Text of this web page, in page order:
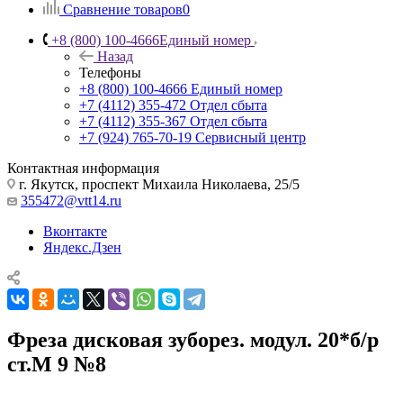
Сравнение товаров0
+8 (800) 100-4666Единый номер
Назад
Телефоны
+8 (800) 100-4666 Единый номер
+7 (4112) 355-472 Отдел сбыта
+7 (4112) 355-367 Отдел сбыта
+7 (924) 765-70-19 Сервисный центр
Контактная информация
г. Якутск, проспект Михаила Николаева, 25/5
355472@vtt14.ru
Вконтакте
Яндекс.Дзен
Фреза дисковая зуборез. модул. 20*б/р
ст.М 9 №8